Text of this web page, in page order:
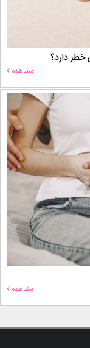
خطر دارد؟
مشاهده
مشاهده